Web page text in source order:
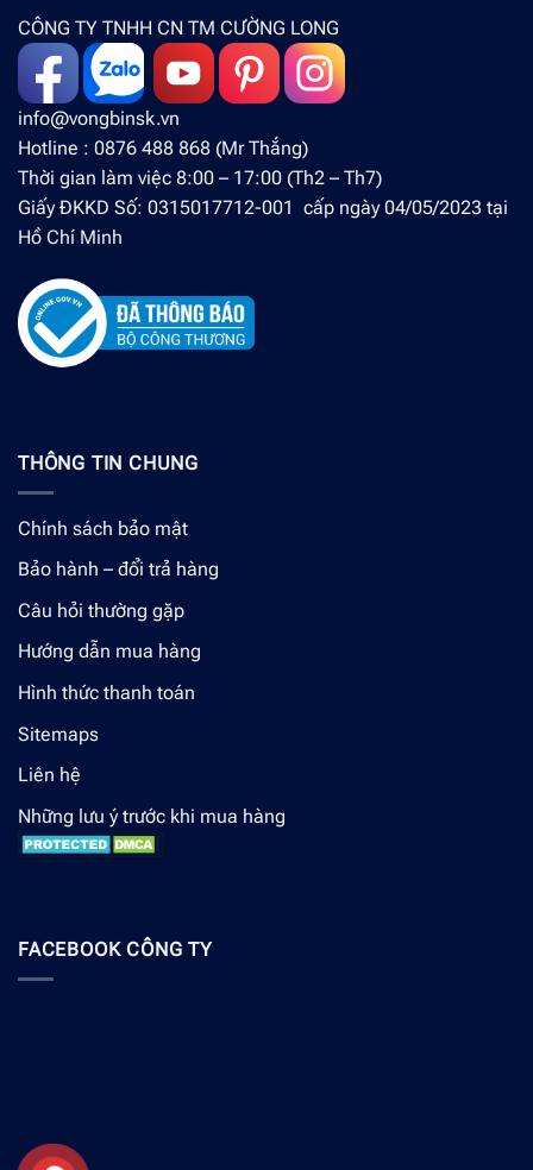
CÔNG TY TNHH CN TM CƯỜNG LONG
info@vongbinsk.vn
Hotline : 0876 488 868 (Mr Thắng)
Thời gian làm việc 8:00 – 17:00 (Th2 – Th7)
Giấy ĐKKD Số: 0315017712-001 cấp ngày 04/05/2023 tại
Hồ Chí Minh
THÔNG TIN CHUNG
Chính sách bảo mật
Bảo hành – đổi trả hàng
Câu hỏi thường gặp
Hướng dẫn mua hàng
Hình thức thanh toán
Sitemaps
Liên hệ
Những lưu ý trước khi mua hàng
FACEBOOK CÔNG TY